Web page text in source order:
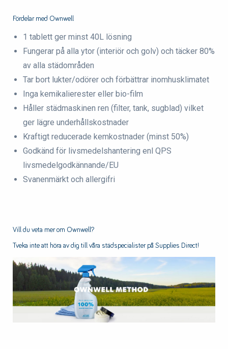
Fördelar med Ownwell
1 tablett ger minst 40L lösning
Fungerar på alla ytor (interiör och golv)​ och täcker 80%
av alla städområden
Tar bort lukter/odörer och förbättrar inomhusklimatet
Inga kemikalierester eller bio-film​
Håller städmaskinen ren (filter, tank, sugblad) vilket
ger lägre underhållskostnader​
Kraftigt reducerade kemkostnader (minst 50%)​​
Godkänd för livsmedelshantering enl QPS
livsmedelgodkännande/EU
Svanenmärkt och allergifri
Vill du veta mer om Ownwell?
Tveka inte att höra av dig till våra städspecialister på Supplies Direct!